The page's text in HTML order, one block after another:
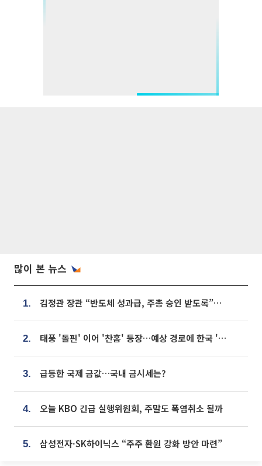
많이 본 뉴스
1. 김정관 장관 “반도체 성과급, 주총 승인 받도록”…상법·자본시장법 개정 시사
2. 태풍 '돌핀' 이어 '찬홈' 등장…예상 경로에 한국 '한숨'
3. 급등한 국제 금값…국내 금시세는?
4. 오늘 KBO 긴급 실행위원회, 주말도 폭염취소 될까
5. 삼성전자·SK하이닉스 “주주 환원 강화 방안 마련”